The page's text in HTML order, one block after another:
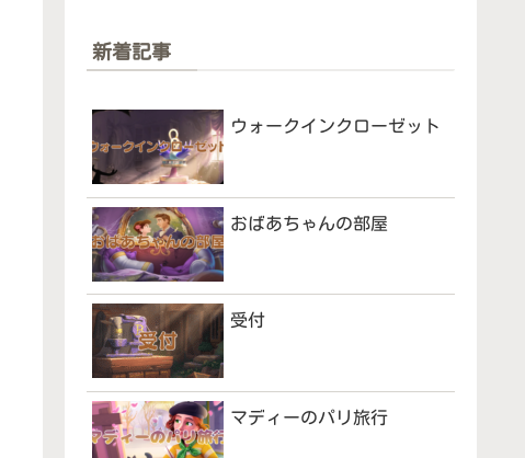
新着記事
ウォークインクローゼット
おばあちゃんの部屋
受付
マディーのパリ旅行